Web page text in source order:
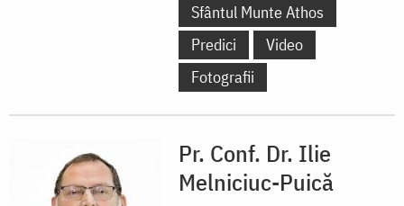
Sfântul Munte Athos
Predici
Video
Fotografii
Pr. Conf. Dr. Ilie
Melniciuc-Puică